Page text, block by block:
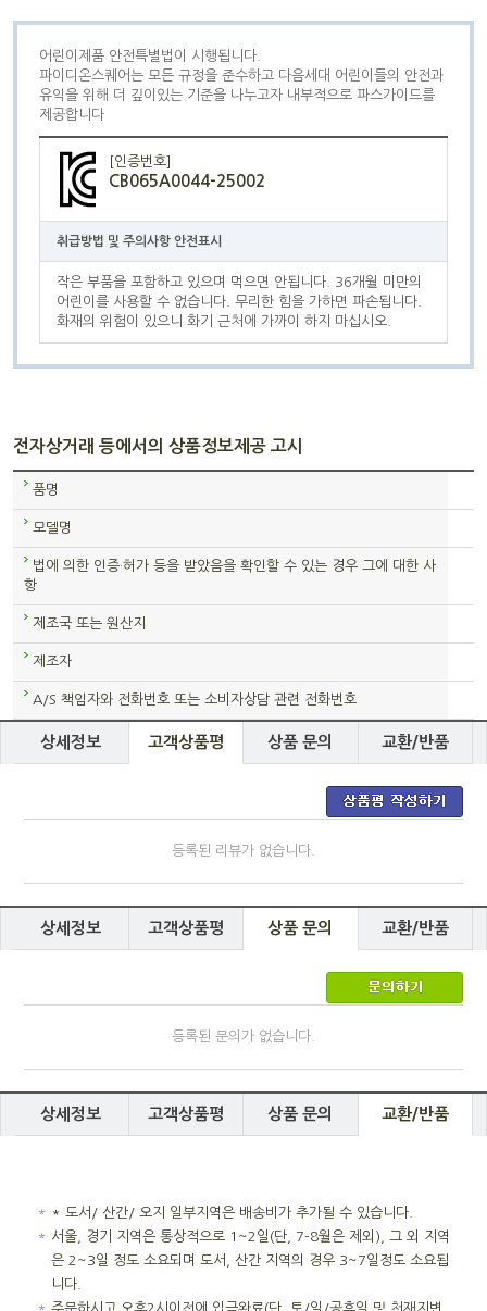
어린이제품 안전특별법이 시행됩니다.
파이디온스퀘어는 모든 규정을 준수하고 다음세대 어린이들의 안전과
유익을 위해 더 깊이있는 기준을 나누고자 내부적으로 파스가이드를
제공합니다
[인증번호]
CB065A0044-25002
취급방법 및 주의사항 안전표시
작은 부품을 포함하고 있으며 먹으면 안됩니다. 36개월 미만의
어린이를 사용할 수 없습니다. 무리한 힘을 가하면 파손됩니다.
화재의 위험이 있으니 화기 근처에 가까이 하지 마십시오.
전자상거래 등에서의 상품정보제공 고시
품명
모델명
법에 의한 인증·허가 등을 받았음을 확인할 수 있는 경우 그에 대한 사
항
제조국 또는 원산지
제조자
A/S 책임자와 전화번호 또는 소비자상담 관련 전화번호
상세정보 고객상품평 상품 문의 교환/반품
등록된 리뷰가 없습니다.
상세정보 고객상품평 상품 문의 교환/반품
등록된 문의가 없습니다.
상세정보 고객상품평 상품 문의 교환/반품
＊
* 도서/ 산간/ 오지 일부지역은 배송비가 추가될 수 있습니다.
＊ 서울, 경기 지역은 통상적으로 1~2일(단, 7-8월은 제외), 그 외 지역
은 2~3일 정도 소요되며 도서, 산간 지역의 경우 3~7일정도 소요됩
니다.